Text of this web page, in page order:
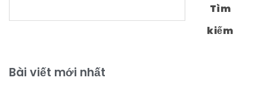
Tìm
kiếm
Bài viết mới nhất